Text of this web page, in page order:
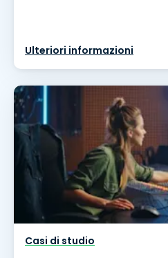
Ulteriori informazioni
Casi di studio